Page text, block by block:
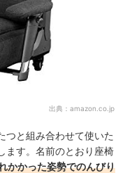
出典： amazon.co.jp
つと組み合わせて使いた
ます。名前のとおり座椅
かかった姿勢でのんびり